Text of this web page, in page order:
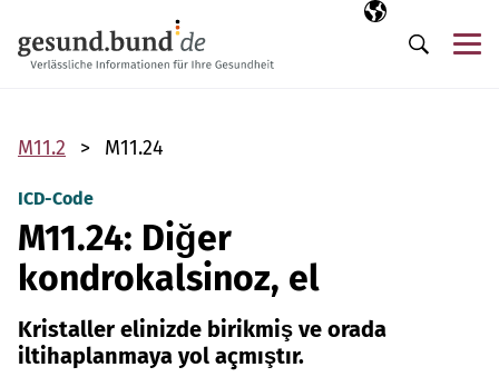
Seçili dil
TR
Arama
M11.2 M11.24
ICD-Code
M11.24: Diğer
kondrokalsinoz, el
Kristaller elinizde birikmiş ve orada
iltihaplanmaya yol açmıştır.